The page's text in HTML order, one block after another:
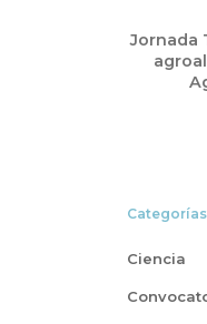
Jornada
Categorías
Ciencia